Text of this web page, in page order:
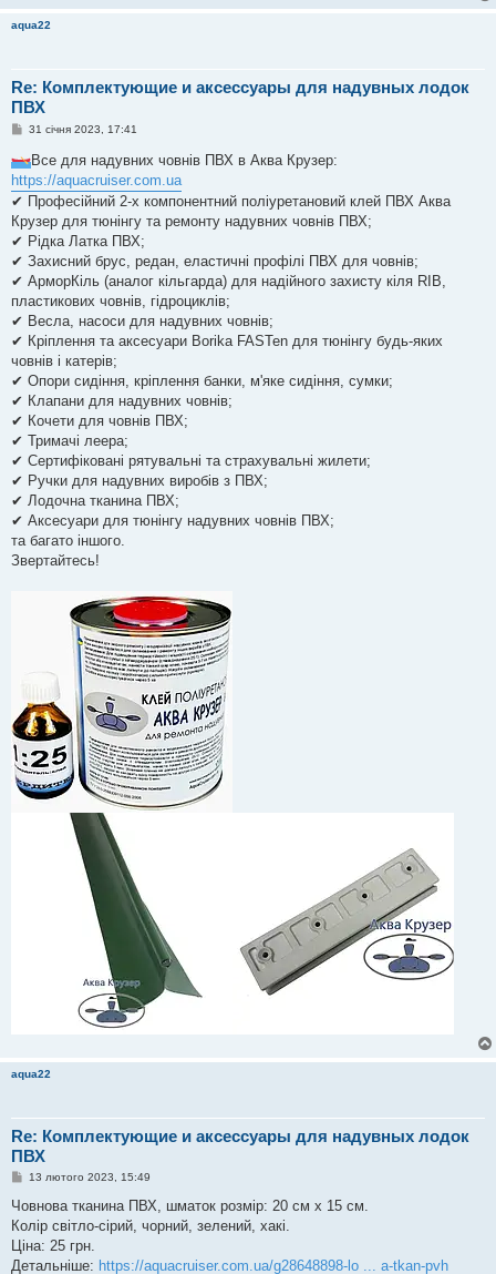
aqua22
Re: Комплектующие и аксессуары для надувных лодок
ПВХ
П
і
д
о
м
л
е
н
н
31 січня 2023, 17:41
Все для надувних човнів ПВХ в Аква Крузер:
https://aquacruiser.com.ua
✔ Професійний 2-х компонентний поліуретановий клей ПВХ Аква
Крузер для тюнінгу та ремонту надувних човнів ПВХ;
✔ Рідка Латка ПВХ;
✔ Захисний брус, редан, еластичні профілі ПВХ для човнів;
✔ АрморКіль (аналог кільгарда) для надійного захисту кіля RIB,
пластикових човнів, гідроциклів;
✔ Весла, насоси для надувних човнів;
✔ Кріплення та аксесуари Borika FASTen для тюнінгу будь-яких
човнів і катерів;
✔ Опори сидіння, кріплення банки, м'яке сидіння, сумки;
✔ Клапани для надувних човнів;
✔ Кочети для човнів ПВХ;
✔ Тримачі леера;
✔ Сертифіковані рятувальні та страхувальні жилети;
✔ Ручки для надувних виробів з ПВХ;
✔ Лодочна тканина ПВХ;
✔ Аксесуари для тюнінгу надувних човнів ПВХ;
та багато іншого.
Звертайтесь!
aqua22
Re: Комплектующие и аксессуары для надувных лодок
ПВХ
П
в
д
о
л
13 лютого 2023, 15:49
Човнова тканина ПВХ, шматок розмір: 20 см х 15 см.
Колір світло-сірий, чорний, зелений, хакі.
Ціна: 25 грн.
Детальніше: https://aquacruiser.com.ua/g28648898-lo ... a-tkan-pvh